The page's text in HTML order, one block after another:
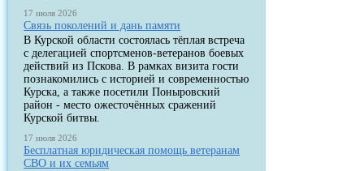
17 июля 2026
Связь поколений и дань памяти
В Курской области состоялась тёплая встреча
с делегацией спортсменов-ветеранов боевых
действий из Пскова. В рамках визита гости
познакомились с историей и современностью
Курска, а также посетили Поныровский
район - место ожесточённых сражений
Курской битвы.
17 июля 2026
Бесплатная юридическая помощь ветеранам
СВО и их семьям